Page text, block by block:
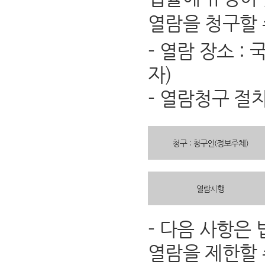
열람을 청구할
- 열람 장소 :
자)
- 열람청구 절
- 다음 사항은
열람을 제한할